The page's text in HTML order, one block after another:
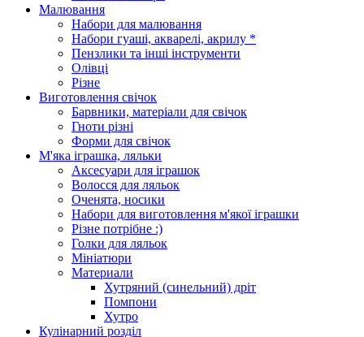
Малювання
Набори для малювання
Набори гуаші, акварелі, акрилу *
Пензлики та інші інструменти
Олівці
Різне
Виготовлення свічок
Барвники, матеріали для свічок
Гноти різні
Форми для свічок
М'яка іграшка, ляльки
Аксесуари для іграшок
Волосся для ляльок
Оченята, носики
Набори для виготовлення м'якої іграшки
Різне потрібне :)
Голки для ляльок
Мініатюри
Материали
Хутряний (синельний) дріт
Помпони
Хутро
Кулінарний розділ